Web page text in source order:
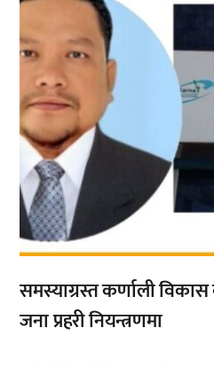
समस्याग्रस्त कर्णाली
जना प्रहरी नियन्त्रणमा